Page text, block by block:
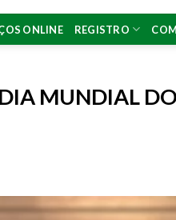
ONLINE REGISTRO
MUNDIAL